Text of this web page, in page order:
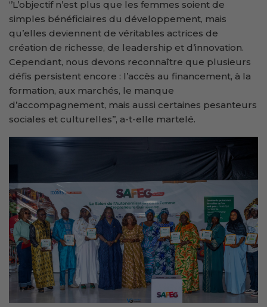
‘’L’objectif n’est plus que les femmes soient de
simples bénéficiaires du développement, mais
qu’elles deviennent de véritables actrices de
création de richesse, de leadership et d’innovation.
Cependant, nous devons reconnaître que plusieurs
défis persistent encore : l’accès au financement, à la
formation, aux marchés, le manque
d’accompagnement, mais aussi certaines pesanteurs
sociales et culturelles’’, a-t-elle martelé.